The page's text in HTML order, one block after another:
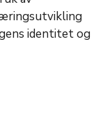
identitet og